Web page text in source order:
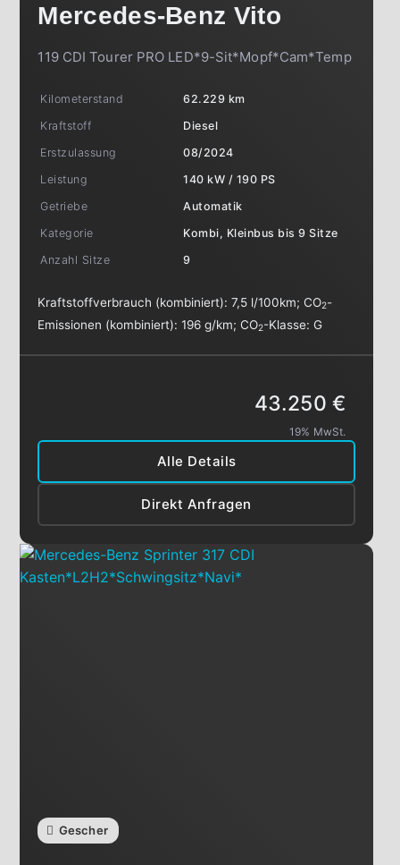
Mercedes-Benz Vito
119 CDI Tourer PRO LED*9-Sit*Mopf*Cam*Temp
Kilometerstand
62.229 km
Kraftstoff
Diesel
Erstzulassung
08/2024
Leistung
140 kW / 190 PS
Getriebe
Automatik
Kategorie
Kombi, Kleinbus bis 9 Sitze
Anzahl Sitze
9
Kraftstoffverbrauch (kombiniert):7,5 l/100km;CO2-
Emissionen (kombiniert):196 g/km;CO2-Klasse:G
Alle Details
Direkt Anfragen
43.250 €
19% MwSt.
Gescher